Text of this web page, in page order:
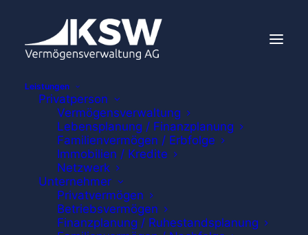
Leistungen
Privatperson
Vermögensverwaltung
Lebensplanung / Finanzplanung
Familienvermögen / Erbfolge
Immobilien / Kredite
Netzwerk
Unternehmer
Privatvermögen
Betriebsvermögen
Finanzplanung / Ruhestandsplanung
KSW Perspektiven
2. Ausgabe 2025